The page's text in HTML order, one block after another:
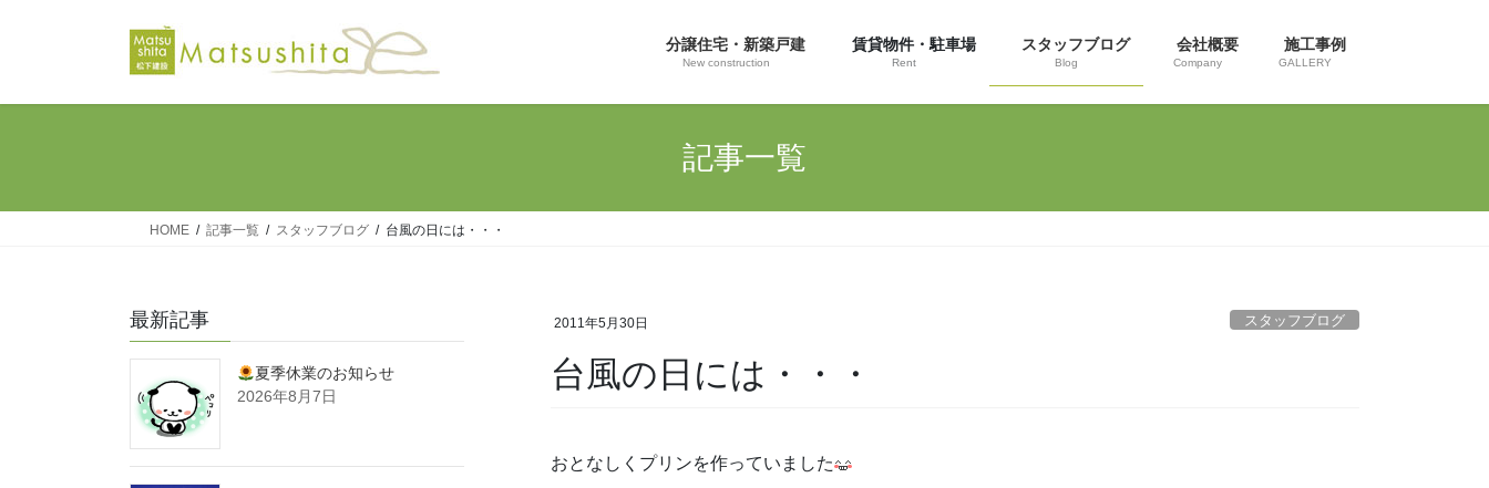
分譲住宅・新築戸建
New construction
賃貸物件・駐車場
Rent
スタッフブログ
Blog
会社概要
Company
施工事例
GALLERY
記事一覧
HOME 記事一覧 スタッフブログ 台風の日には・・・
2011年5月30日 スタッフブログ
台風の日には・・・
おとなしくプリンを作っていました
最新記事
夏季休業のお知らせ
2026年8月7日